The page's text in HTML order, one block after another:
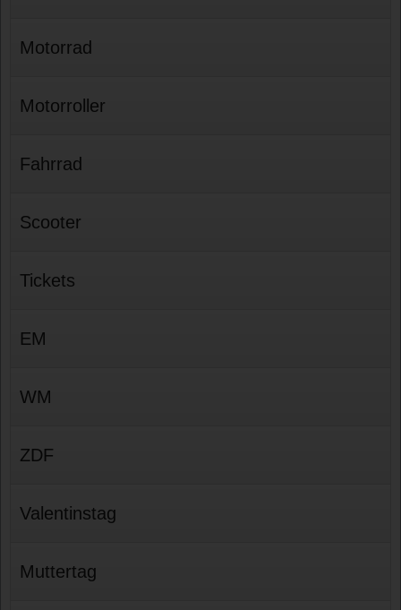
Motorrad
Motorroller
Fahrrad
Scooter
Tickets
EM
WM
ZDF
Valentinstag
Muttertag